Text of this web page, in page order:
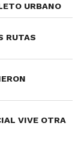
URBANO
RUTAS
VIVE OTRA